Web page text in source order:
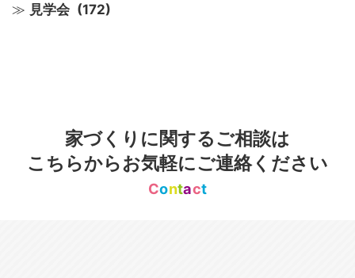
見学会 (172)
家づくりに関するご相談は
こちらからお気軽にご連絡ください
Contact